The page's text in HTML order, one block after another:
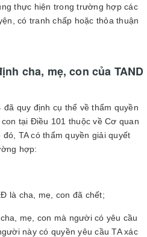
thực hiện trong trường hợp các
có tranh chấp hoặc thỏa thuận
cha, mẹ, con của TAND
đã quy định cụ thể về thẩm quyền
tại Điều 101 thuộc về Cơ quan
TA có thẩm quyền giải quyết
hợp:
là cha, mẹ, con đã chết;
mẹ, con mà người có yêu cầu
này có quyền yêu cầu TA xác